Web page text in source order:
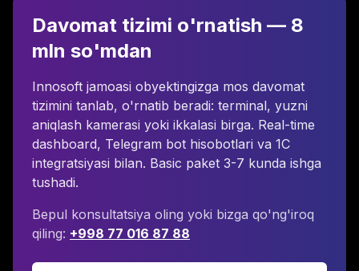
Davomat tizimi o'rnatish — 8
mln so'mdan
Innosoft jamoasi obyektingizga mos davomat
tizimini tanlab, o'rnatib beradi: terminal, yuzni
aniqlash kamerasi yoki ikkalasi birga. Real-time
dashboard, Telegram bot hisobotlari va 1C
integratsiyasi bilan. Basic paket 3-7 kunda ishga
tushadi.
Bepul konsultatsiya oling yoki bizga qo'ng'iroq
qiling: +998 77 016 87 88